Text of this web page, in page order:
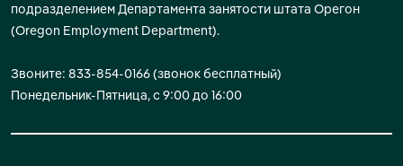
подразделением Департамента занятости штата Орегон
(Oregon Employment Department).
Звоните: 833-854-0166 (звонок бесплатный)
Понедельник-Пятница, с 9:00 до 16:00